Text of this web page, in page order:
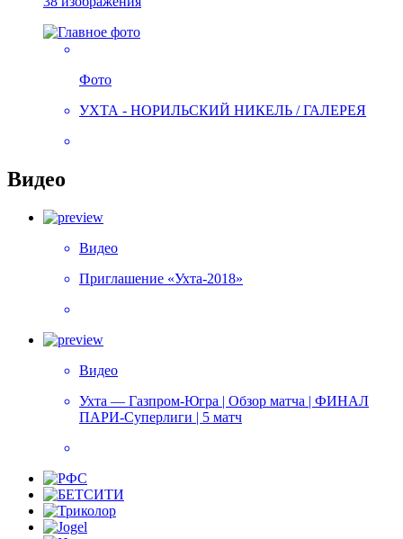
Фото
УХТА - НОРИЛЬСКИЙ НИКЕЛЬ / ГАЛЕРЕЯ
Видео
Видео
Приглашение «Ухта-2018»
Видео
Ухта — Газпром-Югра | Обзор матча | ФИНАЛ
ПАРИ-Суперлиги | 5 матч